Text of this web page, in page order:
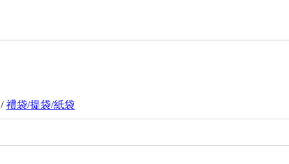
/ 禮袋/提袋/紙袋